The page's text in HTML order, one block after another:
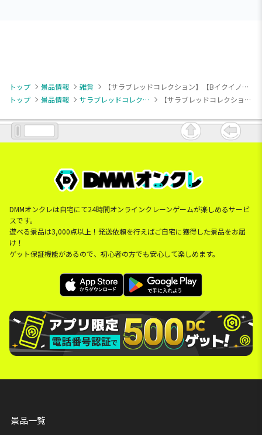
トップ 景品情報 雑貨
【サラブレッドコレクション】【Bイクイノックス】サラブレッドコレクション ぬいぐるみスマホショルダー3
トップ
景品情報 サラブレッドコレクション 【サラブレッドコレクション】【Bイクイノックス】サラブレッドコレクション ぬいぐるみスマホショルダー3
DMMオンクレは自宅にて24時間オンラインクレーンゲームが楽しめるサービ
スです。
遊べる景品は3,000点以上！発送依頼を行えばご自宅に獲得した景品をお届
け！
ゲット保証機能があるので、初心者の方でも安心して楽しめます。
景品一覧